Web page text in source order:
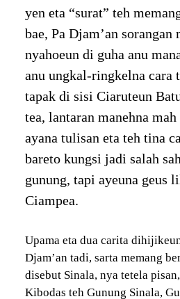
yen eta “surat” teh
bae, Pa Djam’an sorangan
nyahoeun di guha anu
anu ungkal-ringkelna cara
tapak di sisi Ciaruteun
tea, lantaran manehna
ayana tulisan eta teh tina
bareto kungsi jadi salah
gunung, tapi ayeuna geus
Ciampea.
Upama eta dua carita
Djam’an tadi, sarta memang
disebut Sinala, nya tetela
Kibodas teh Gunung Sinala,